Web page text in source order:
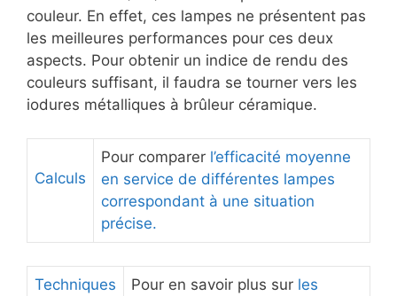
couleur. En effet, ces lampes ne présentent pas
les meilleures performances pour ces deux
aspects. Pour obtenir un indice de rendu des
couleurs suffisant, il faudra se tourner vers les
iodures métalliques à brûleur céramique.
Calculs
Pour comparer l’efficacité moyenne
en service de différentes lampes
correspondant à une situation
précise.
Techniques Pour en savoir plus sur les